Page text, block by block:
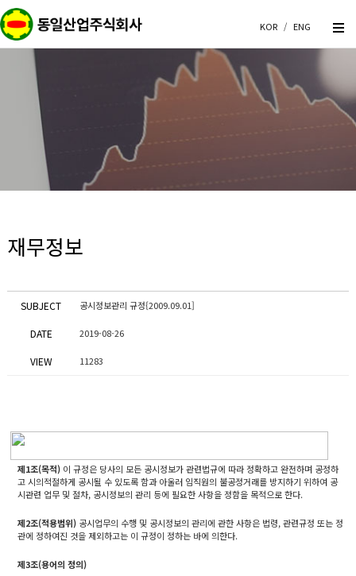
KOR / ENG
재무정보
SUBJECT 공시정보관리 규정{2009.09.01]
DATE 2019-08-26
VIEW 11283
제1조(목적) 이 규정은 당사의 모든 공시정보가 관련법규에 따라 정확하고 완전하며 공정하
고 시의적절하게 공시될 수 있도록 함과 아울러 임직원의 불공정거래를 방지하기 위하여 공
시관련 업무 및 절차, 공시정보의 관리 등에 필요한 사항을 정함을 목적으로 한다.
제2조(적용범위) 공시업무의 수행 및 공시정보의 관리에 관한 사항은 법령, 관련규정 또는 정
관에 정하여진 것을 제외하고는 이 규정이 정하는 바에 의한다.
제3조(용어의 정의)